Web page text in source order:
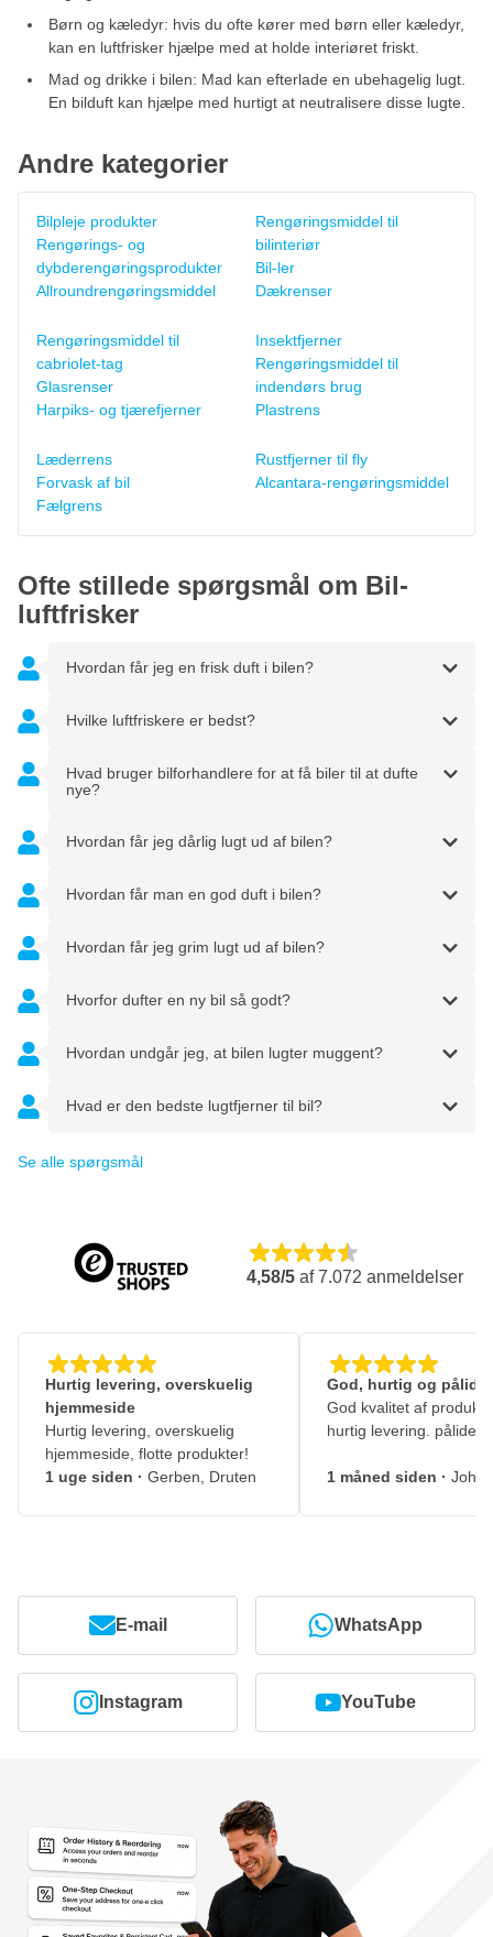
Børn og kæledyr: hvis du ofte kører med børn eller kæledyr,
kan en luftfrisker hjælpe med at holde interiøret friskt.
Mad og drikke i bilen: Mad kan efterlade en ubehagelig lugt.
En bilduft kan hjælpe med hurtigt at neutralisere disse lugte.
Andre kategorier
Bilpleje produkter
Rengørings- og
dybderengøringsprodukter
Allroundrengøringsmiddel
Rengøringsmiddel til
bilinteriør
Bil-ler
Dækrenser
Rengøringsmiddel til
cabriolet-tag
Glasrenser
Harpiks- og tjærefjerner
Insektfjerner
Rengøringsmiddel til
indendørs brug
Plastrens
Læderrens
Forvask af bil
Fælgrens
Rustfjerner til fly
Alcantara-rengøringsmiddel
Ofte stillede spørgsmål om Bil-
luftfrisker
Hvordan får jeg en frisk duft i bilen?
Hvilke luftfriskere er bedst?
Hvad bruger bilforhandlere for at få biler til at dufte
nye?
Hvordan får jeg dårlig lugt ud af bilen?
Hvordan får man en god duft i bilen?
Hvordan får jeg grim lugt ud af bilen?
Hvorfor dufter en ny bil så godt?
Hvordan undgår jeg, at bilen lugter muggent?
Hvad er den bedste lugtfjerner til bil?
Se alle spørgsmål
4,58/5 af7.072 anmeldelser
Hurtig levering, overskuelig
hjemmeside
Hurtig levering, overskuelig
hjemmeside, flotte produkter!
1 uge siden · Gerben, Druten
God, hurtig og
God kvalitet af
hurtig levering.
1 måned siden ·
E-mail WhatsApp
Instagram YouTube